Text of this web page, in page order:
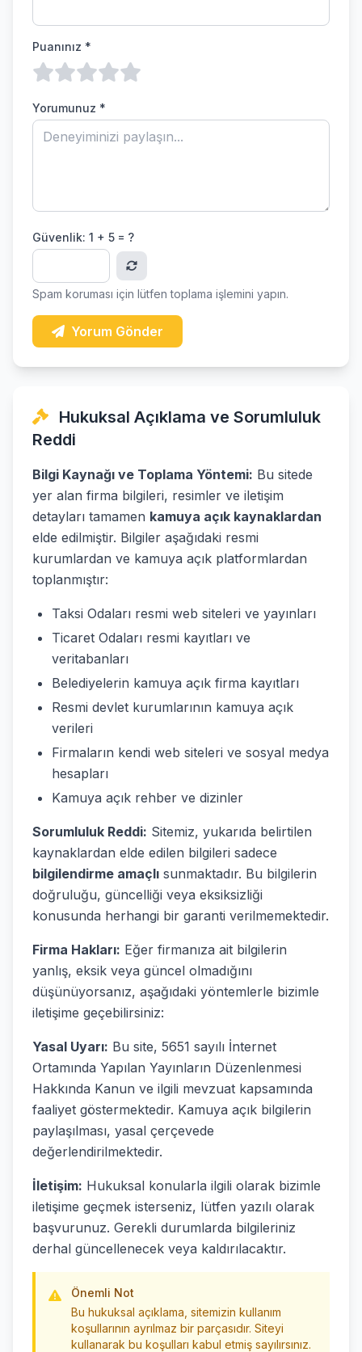
Puanınız *
Yorumunuz *
Güvenlik: 1 + 5 = ?
Spam koruması için lütfen toplama işlemini yapın.
Yorum Gönder
Hukuksal Açıklama ve Sorumluluk
Reddi
Bilgi Kaynağı ve Toplama Yöntemi: Bu sitede
yer alan firma bilgileri, resimler ve iletişim
detayları tamamen kamuya açık kaynaklardan
elde edilmiştir. Bilgiler aşağıdaki resmi
kurumlardan ve kamuya açık platformlardan
toplanmıştır:
Taksi Odaları resmi web siteleri ve yayınları
Ticaret Odaları resmi kayıtları ve
veritabanları
Belediyelerin kamuya açık firma kayıtları
Resmi devlet kurumlarının kamuya açık
verileri
Firmaların kendi web siteleri ve sosyal medya
hesapları
Kamuya açık rehber ve dizinler
Sorumluluk Reddi: Sitemiz, yukarıda belirtilen
kaynaklardan elde edilen bilgileri sadece
bilgilendirme amaçlı sunmaktadır. Bu bilgilerin
doğruluğu, güncelliği veya eksiksizliği
konusunda herhangi bir garanti verilmemektedir.
Firma Hakları: Eğer firmanıza ait bilgilerin
yanlış, eksik veya güncel olmadığını
düşünüyorsanız, aşağıdaki yöntemlerle bizimle
iletişime geçebilirsiniz:
Yasal Uyarı: Bu site, 5651 sayılı İnternet
Ortamında Yapılan Yayınların Düzenlenmesi
Hakkında Kanun ve ilgili mevzuat kapsamında
faaliyet göstermektedir. Kamuya açık bilgilerin
paylaşılması, yasal çerçevede
değerlendirilmektedir.
İletişim: Hukuksal konularla ilgili olarak bizimle
iletişime geçmek isterseniz, lütfen yazılı olarak
başvurunuz. Gerekli durumlarda bilgileriniz
derhal güncellenecek veya kaldırılacaktır.
Önemli Not
Bu hukuksal açıklama, sitemizin kullanım
koşullarının ayrılmaz bir parçasıdır. Siteyi
kullanarak bu koşulları kabul etmiş sayılırsınız.